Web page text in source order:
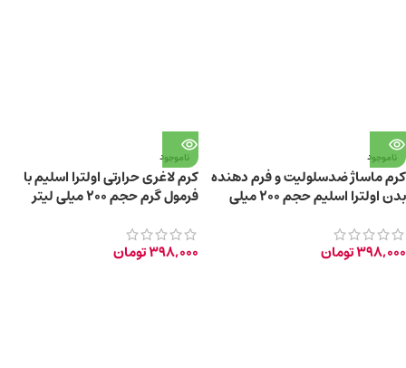
ناموجود
کرم ماساژ ضدسلولیت و فرم دهنده
بدن اولترا اسلیم حجم ۲۰۰ میلی
398,000تومان
ناموجود
کرم لاغری حرارتی اولترا اسلیم با
فرمول گرم حجم ۲۰۰ میلی لیتر
398,000تومان